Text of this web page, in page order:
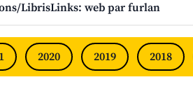
LibrisLinks: web par furlan
2020 2019 2018